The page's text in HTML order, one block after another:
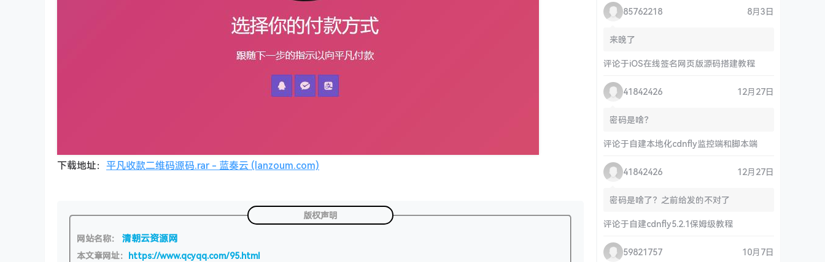
下载地址： 平凡收款二维码源码.rar - 蓝奏云 (lanzoum.com)
版权声明
网站名称： 清朝云资源网
本文章网址： https://www.qcyqq.com/95.html
85762218 8月3日
来晚了
评论于iOS在线签名网页版源码搭建教程
41842426 12月27日
密码是啥？
评论于自建本地化cdnfly监控端和脚本端
41842426 12月27日
密码是啥了？之前给发的不对了
评论于自建cdnfly5.2.1保姆级教程
59821757 10月7日